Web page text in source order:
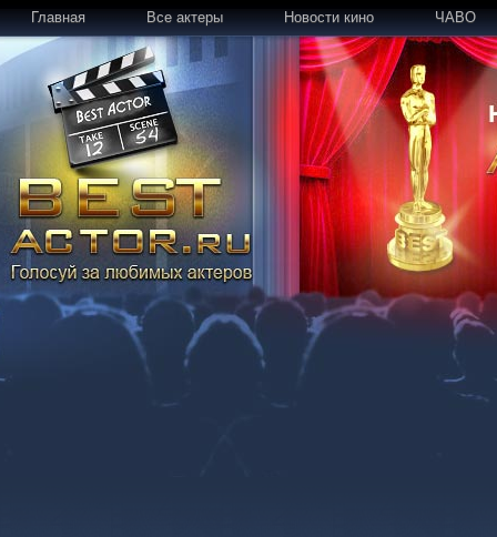
Главная Все актеры Новости кино ЧАВО